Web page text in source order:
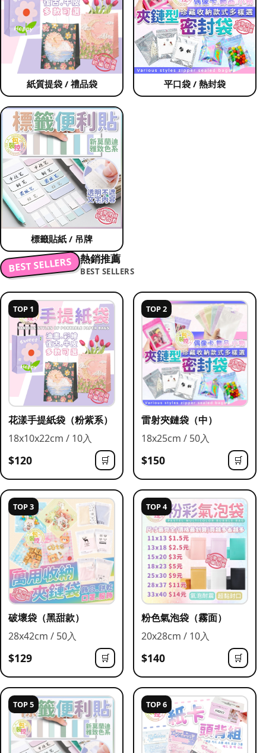
紙質提袋 / 禮品袋 平口袋 / 熱封袋
標籤貼紙 / 吊牌
BEST SELLERS 熱銷推薦
BEST SELLERS
TOP 1
花漾手提紙袋（粉紫系）
18x10x22cm / 10入
$120 🛒
TOP 2
雷射夾鏈袋（中）
18x25cm / 50入
$150 🛒
TOP 3
破壞袋（黑甜款）
28x42cm / 50入
$129 🛒
TOP 4
粉色氣泡袋（霧面）
20x28cm / 10入
$140 🛒
TOP 5 TOP 6